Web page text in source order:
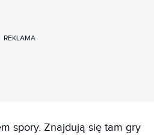
REKLAMA
spory. Znajdują się tam gry